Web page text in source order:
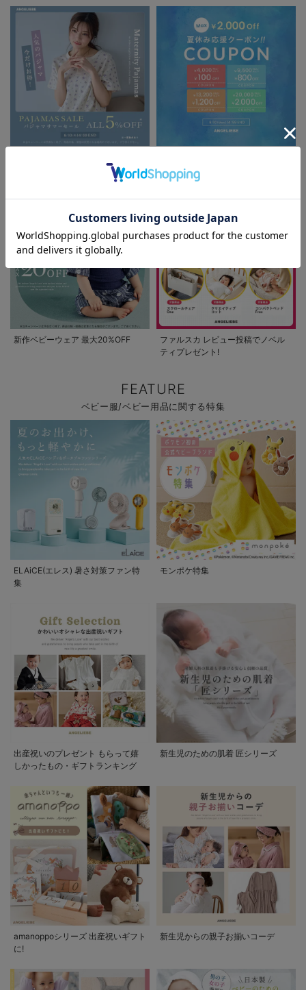
お気に入り商品を確認する
OFF
新作ベビーウェア 最大20%OFF
ファルスカ レビュー投稿でノベル
ティプレゼント!
FEATURE
ベビー服/ベビー用品に関する特集
ELAiCE(エレス) 暑さ対策ファン特
集
モンポケ特集
出産祝いのプレゼント もらって嬉
しかったもの・ギフトランキング
新生児のための肌着 匠シリーズ
amanoppoシリーズ 出産祝いギフト
に!
新生児からの親子お揃いコーデ